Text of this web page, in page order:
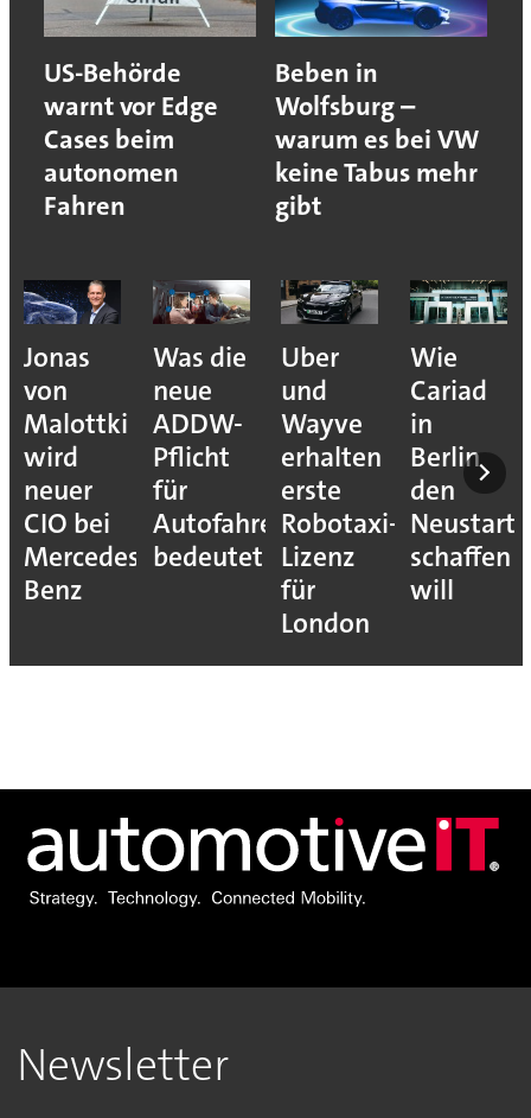
US-Behörde
warnt vor Edge
Cases beim
autonomen
Fahren
Beben in
Wolfsburg –
warum es bei VW
keine Tabus mehr
gibt
Jonas
von
Malottki
wird
neuer
CIO bei
Mercedes-
Benz
Was die
neue
ADDW-
Pflicht
für
Autofahrer
bedeutet
Uber
und
Wayve
erhalten
erste
Robotaxi-
Lizenz
für
London
Wie
Cariad
in
Berlin
den
Neustart
schaffen
will
Newsletter